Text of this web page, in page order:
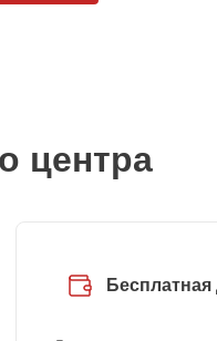
центра
Бесплатная